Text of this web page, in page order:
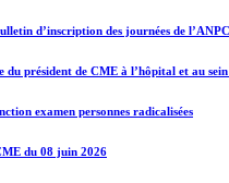
d’inscription des journées de
du président de CME à l’hôpital et au
examen personnes radicalisées
du 08 juin 2026